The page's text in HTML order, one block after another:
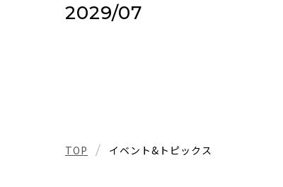
2029/07
TOP イベント&トピックス